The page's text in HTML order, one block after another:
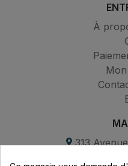
À
313